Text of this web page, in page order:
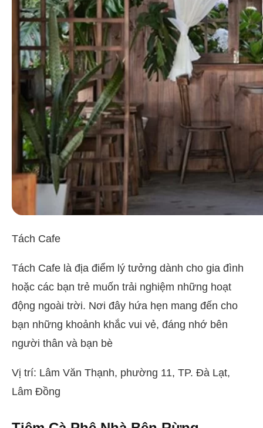
Tách Cafe
Tách Cafe là địa điểm lý tưởng dành cho gia đình
hoặc các bạn trẻ muốn trải nghiệm những hoạt
động ngoài trời. Nơi đây hứa hẹn mang đến cho
bạn những khoảnh khắc vui vẻ, đáng nhớ bên
người thân và bạn bè
Vị trí: Lâm Văn Thạnh, phường 11, TP. Đà Lạt,
Lâm Đồng